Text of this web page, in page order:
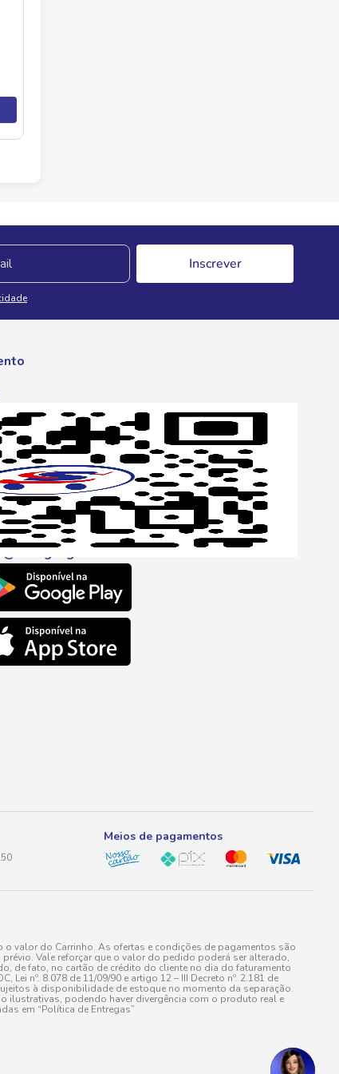
Inscrever
Meios de pagamentos
valor do Carrinho. As ofertas e condições de pagamentos são
Vale reforçar que o valor do pedido poderá ser alterado,
de fato, no cartão de crédito do cliente no dia do faturamento
nº. 8.078 de 11/09/90 e artigo 12 – III Decreto nº. 2.181 de
à disponibilidade de estoque no momento da separação.
podendo haver divergência com o produto real e
em “Política de Entregas”